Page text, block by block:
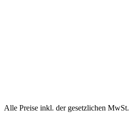
Alle Preise inkl. der gesetzlichen MwSt.